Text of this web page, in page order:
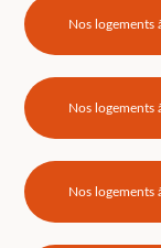
Nos logements
Nos logements
Nos logements